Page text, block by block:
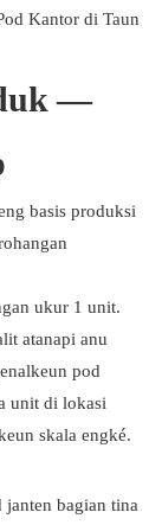
—
basis produksi
ukur 1 unit.
atanapi anu
pod
unit di lokasi
skala engké.
bagian tina